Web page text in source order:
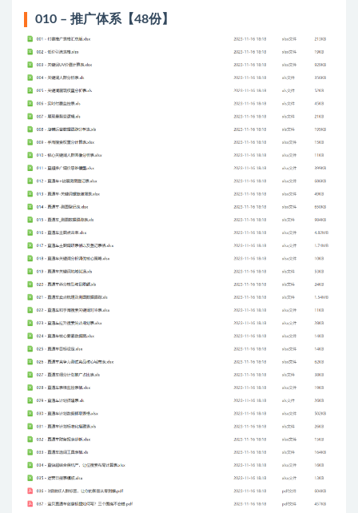
010 – 推广体系【48份】